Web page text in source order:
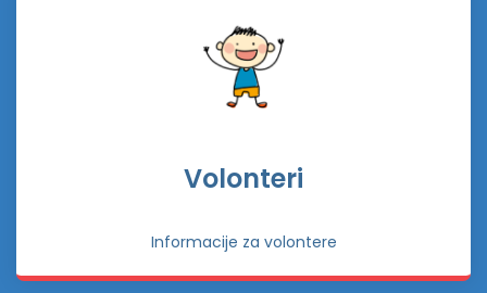
Volonteri
Informacije za volontere